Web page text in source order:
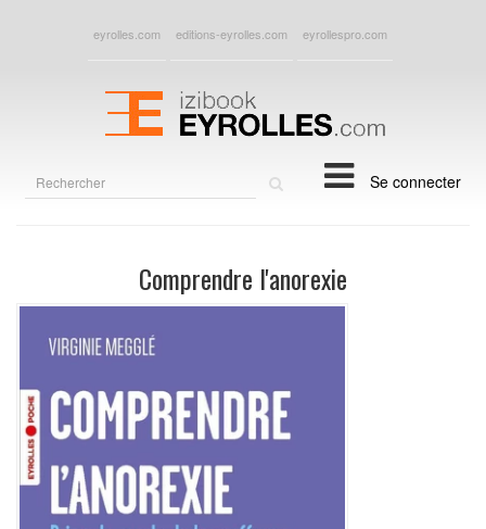
eyrolles.com editions-eyrolles.com eyrollespro.com
Se connecter
Comprendre l'anorexie